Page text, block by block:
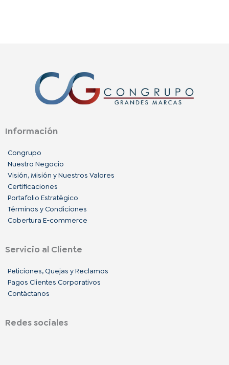
Información
Congrupo
Nuestro Negocio
Visión, Misión y Nuestros Valores
Certificaciones
Portafolio Estratégico
Términos y Condiciones
Cobertura E-commerce
Servicio al Cliente
Peticiones, Quejas y Reclamos
Pagos Clientes Corporativos
Contáctanos
Redes sociales